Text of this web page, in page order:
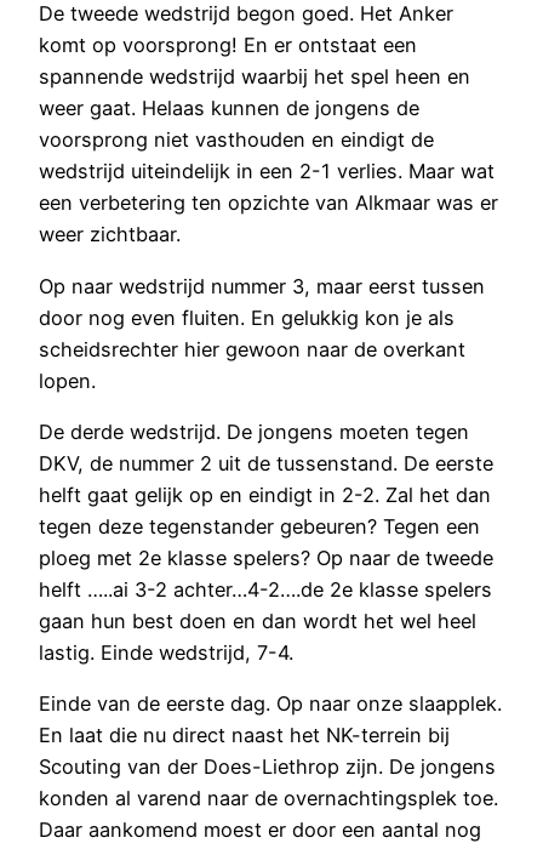
De tweede wedstrijd begon goed. Het Anker
komt op voorsprong! En er ontstaat een
spannende wedstrijd waarbij het spel heen en
weer gaat. Helaas kunnen de jongens de
voorsprong niet vasthouden en eindigt de
wedstrijd uiteindelijk in een 2-1 verlies. Maar wat
een verbetering ten opzichte van Alkmaar was er
weer zichtbaar.
Op naar wedstrijd nummer 3, maar eerst tussen
door nog even fluiten. En gelukkig kon je als
scheidsrechter hier gewoon naar de overkant
lopen.
De derde wedstrijd. De jongens moeten tegen
DKV, de nummer 2 uit de tussenstand. De eerste
helft gaat gelijk op en eindigt in 2-2. Zal het dan
tegen deze tegenstander gebeuren? Tegen een
ploeg met 2e klasse spelers? Op naar de tweede
helft …..ai 3-2 achter…4-2….de 2e klasse spelers
gaan hun best doen en dan wordt het wel heel
lastig. Einde wedstrijd, 7-4.
Einde van de eerste dag. Op naar onze slaapplek.
En laat die nu direct naast het NK-terrein bij
Scouting van der Does-Liethrop zijn. De jongens
konden al varend naar de overnachtingsplek toe.
Daar aankomend moest er door een aantal nog